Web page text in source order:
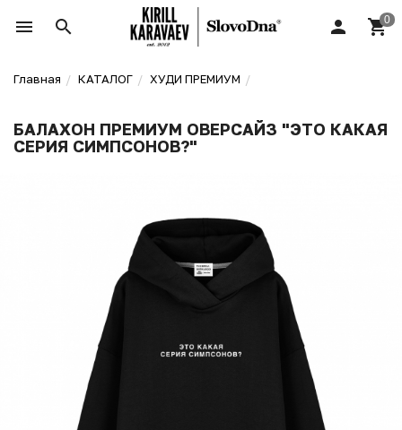
Главная КАТАЛОГ ХУДИ ПРЕМИУМ
БАЛАХОН ПРЕМИУМ ОВЕРСАЙЗ "ЭТО КАКАЯ
СЕРИЯ СИМПСОНОВ?"